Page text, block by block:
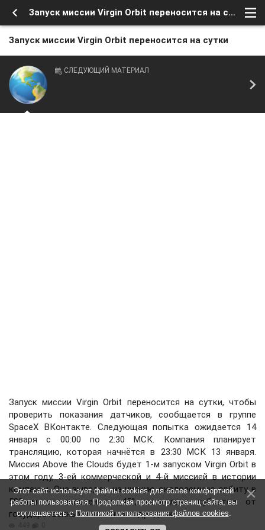
Запуск миссии Virgin Orbit переносится на сутки
Запуск миссии Virgin Orbit переносится на сутки
СЛЕДУЮЩИЙ МАТЕРИАЛ
Запуск миссии Virgin Orbit переносится на сутки, чтобы
проверить показания датчиков, сообщается в группе
SpaceX ВКонтакте. Следующая попытка ожидается 14
января с 00:00 по 2:30 МСК. Компания планирует
трансляцию, которая начнётся в 23:30 МСК 13 января.
Миссия Above the Clouds будет 1-м запуском Virgin Orbit в
этом году, 3-ей коммерческой и 4-й миссией в истории
компании. Она выведет на низкую околоземную орбиту в
500-км с наклонением 45°, несколько кубсатов от
государственных и частных подрядчиков.
Этот сайт использует файлы cookies для более комфортной
работы пользователя. Продолжая просмотр страниц сайта, вы
соглашаетесь с Политикой использования файлов cookies.